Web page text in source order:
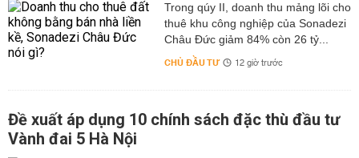
Trong qúy II, doanh thu mảng lõi cho
thuê khu công nghiệp của Sonadezi
Châu Đức giảm 84% còn 26 tỷ...
CHỦ ĐẦU TƯ 12 giờ trước
Đề xuất áp dụng 10 chính sách đặc thù đầu tư
Vành đai 5 Hà Nội